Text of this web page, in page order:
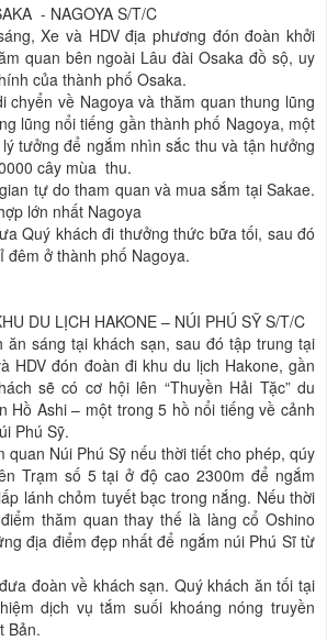
- NAGOYA S/T/C
Xe và HDV địa phương đón đoàn khởi
quan bên ngoài Lâu đài Osaka đồ sộ, uy
của thành phố Osaka.
chyển về Nagoya và thăm quan thung lũng
lũng nổi tiếng gần thành phố Nagoya, một
tưởng để ngắm nhìn sắc thu và tận hưởng
cây mùa thu.
tự do tham quan và mua sắm tại Sakae.
lớn nhất Nagoya
Quý khách đi thưởng thức bữa tối, sau đó
đêm ở thành phố Nagoya.
DU LỊCH HAKONE – NÚI PHÚ SỸ S/T/C
ăn sáng tại khách sạn, sau đó tập trung tại
HDV đón đoàn đi khu du lịch Hakone, gần
sẽ có cơ hội lên “Thuyền Hải Tặc” du
Hồ Ashi – một trong 5 hồ nổi tiếng về cảnh
Phú Sỹ.
quan Núi Phú Sỹ nếu thời tiết cho phép, qúy
Trạm số 5 tại ở độ cao 2300m để ngắm
lánh chỏm tuyết bạc trong nắng. Nếu thời
thăm quan thay thế là làng cổ Oshino
địa điểm đẹp nhất để ngắm núi Phú Sĩ từ
đoàn về khách sạn. Quý khách ăn tối tại
dịch vụ tắm suối khoáng nóng truyền
Bản.